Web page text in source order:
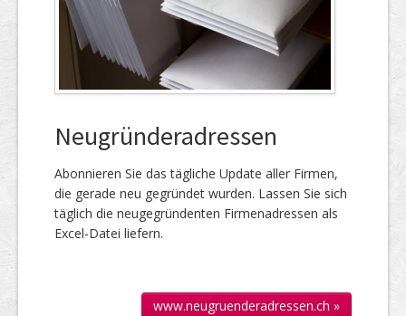
Neugründeradressen
Abonnieren Sie das täg­liche Up­date aller Firmen,
die gerade neu ge­gründet wur­den. Lassen Sie sich
täglich die neu­gegründenten Firmen­adressen als
Excel-Datei liefern.
www.neugruenderadressen.ch »